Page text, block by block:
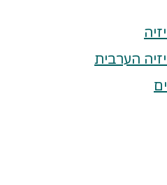
הערבית